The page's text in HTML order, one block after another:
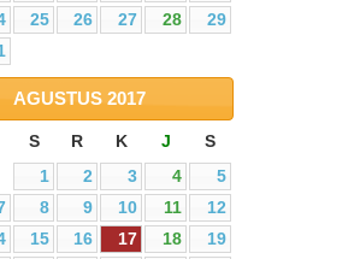
25 26 27 28
29
AGUSTUS 2017
S R K J
S
1
2 3 4
5
8 9 10 11
12
15 16 17 18
19